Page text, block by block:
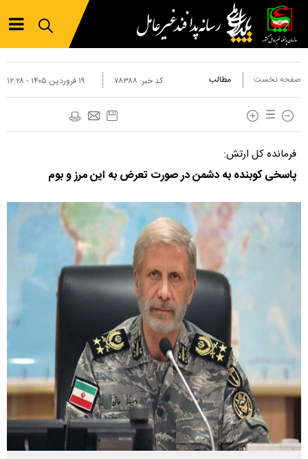
صفحه نخست مطالب ۱۹ فروردين ۱۴۰۵ - ۱۲:۲۸ کد خبر: ۷۸۳۸۸
فرمانده کل ارتش:
پاسخی کوبنده به دشمن در صورت تعرض به این مرز و بوم